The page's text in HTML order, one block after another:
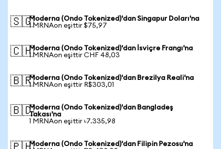
🇸🇬Moderna (Ondo Tokenized)'dan Singapur Doları'na
1 MRNAon eşittir $75,97
🇨🇭Moderna (Ondo Tokenized)'dan İsviçre Frangı'na
1 MRNAon eşittir CHF 48,03
🇧🇷Moderna (Ondo Tokenized)'dan Brezilya Reali'na
1 MRNAon eşittir R$303,01
🇧🇩Moderna (Ondo Tokenized)'dan Bangladeş
Takası'na
1 MRNAon eşittir ৳7.335,98
Moderna (Ondo Tokenized)'dan Filipin Pezosu'na